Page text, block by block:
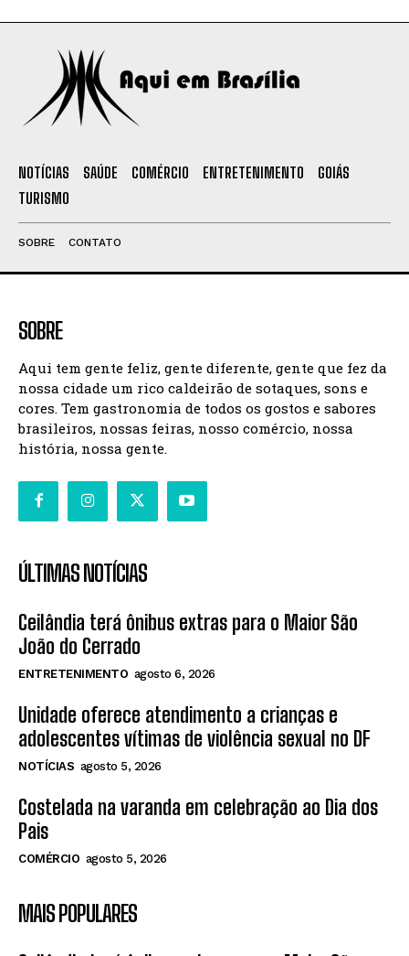
NOTÍCIAS SAÚDE COMÉRCIO ENTRETENIMENTO
GOIÁS
TURISMO
SOBRE CONTATO
SOBRE
Aqui tem gente feliz, gente diferente, gente que fez da
nossa cidade um rico caldeirão de sotaques, sons e
cores. Tem gastronomia de todos os gostos e sabores
brasileiros, nossas feiras, nosso comércio, nossa
história, nossa gente.
ÚLTIMAS NOTÍCIAS
Ceilândia terá ônibus extras para o Maior São
João do Cerrado
ENTRETENIMENTO agosto 6, 2026
Unidade oferece atendimento a crianças e
adolescentes vítimas de violência sexual no DF
NOTÍCIAS agosto 5, 2026
Costelada na varanda em celebração ao Dia dos
Pais
COMÉRCIO agosto 5, 2026
MAIS POPULARES